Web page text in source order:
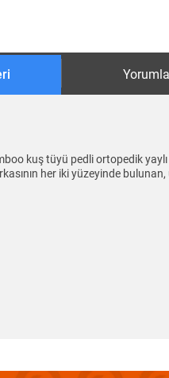
kuş tüyü pedli ortopedik
her iki yüzeyinde